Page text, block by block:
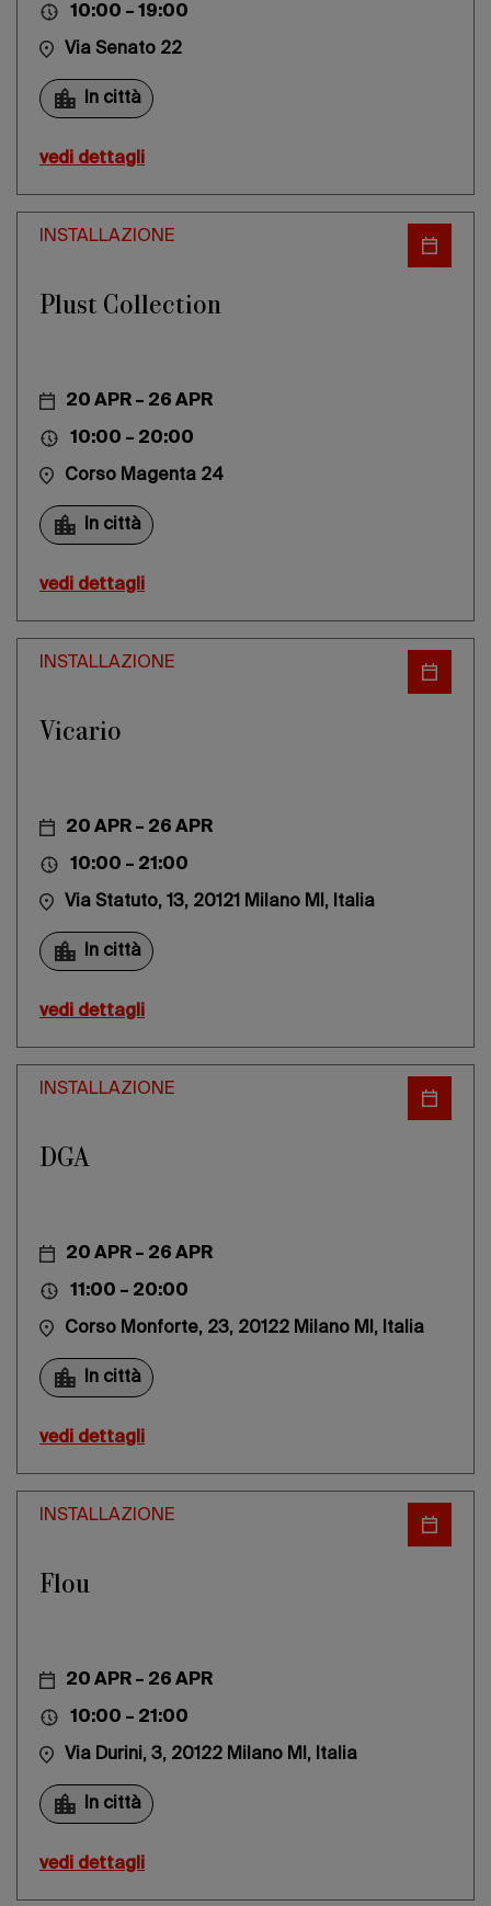
10:00 – 19:00
Via Senato 22
In città
vedi dettagli
INSTALLAZIONE
Plust Collection
20 APR – 26 APR
10:00 – 20:00
Corso Magenta 24
In città
vedi dettagli
INSTALLAZIONE
Vicario
20 APR – 26 APR
10:00 – 21:00
Via Statuto, 13, 20121 Milano MI, Italia
In città
vedi dettagli
INSTALLAZIONE
DGA
20 APR – 26 APR
11:00 – 20:00
Corso Monforte, 23, 20122 Milano MI, Italia
In città
vedi dettagli
INSTALLAZIONE
Flou
20 APR – 26 APR
10:00 – 21:00
Via Durini, 3, 20122 Milano MI, Italia
In città
vedi dettagli